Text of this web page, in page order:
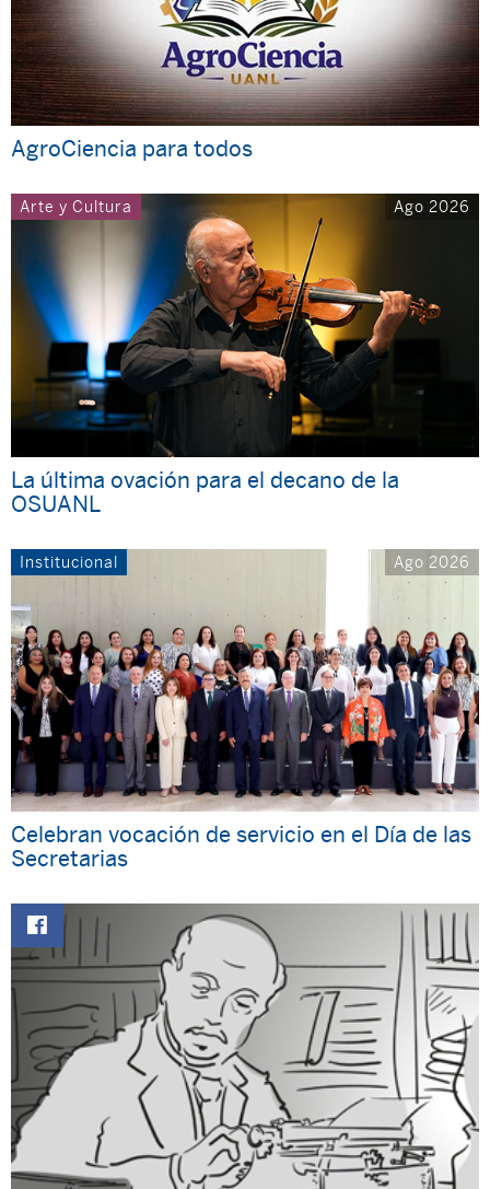
AgroCiencia para todos
Arte y Cultura Ago 2026
La última ovación para el decano de la
OSUANL
Institucional Ago 2026
Celebran vocación de servicio en el Día de las
Secretarias